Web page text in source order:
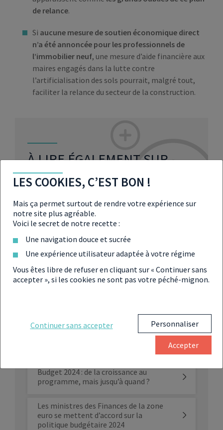
de relance.
Si aucune mesure de soutien économique direct
n’a été annoncée pour les professionnels de
l’immobilier neuf, une mesure d’aide financière aux
maires engagés dans la lutte contre
l’artificialisation des sols pourrait, malgré tout,
faciliter la relance du secteur de la construction.
À LIRE ÉGALEMENT SUR
L’ÉCONOMIE
Economie mondiale : une embellie pour
2021 ?
La croissance économique française
revue à la baisse
Dette Américaine : doit-on craindre une
Budget 2024 : de la croissance au
programme, mais jusqu’à quand ?
Les ministres des Finances de la zone
euro se mettent d’accord sur la
politique budgétaire 2024
LES COOKIES, C’EST BON !
Mais ça permet surtout de rendre votre expérience sur
notre site plus agréable.
Voici le secret de notre recette :
Une navigation douce et sucrée
Une expérience utilisateur adaptée à votre régime
Vous êtes libre de refuser en cliquant sur « Continuer sans
accepter », si les cookies ne sont pas votre péché-mignon.
Continuer sans accepter Personnaliser
Accepter